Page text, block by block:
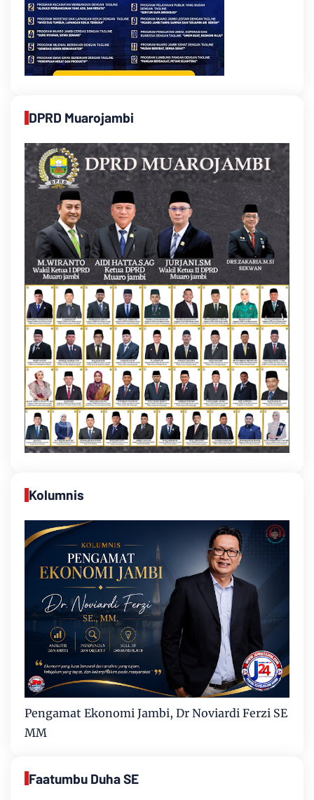
DPRD Muarojambi
Kolumnis
Pengamat Ekonomi Jambi, Dr Noviardi Ferzi SE
MM
Faatumbu Duha SE